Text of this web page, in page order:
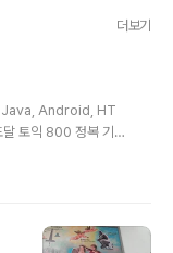
더보기
Java, Android, HT
토익 800 정복 기
, 물리, 화학 기초 전
blog.aaidee.com/2